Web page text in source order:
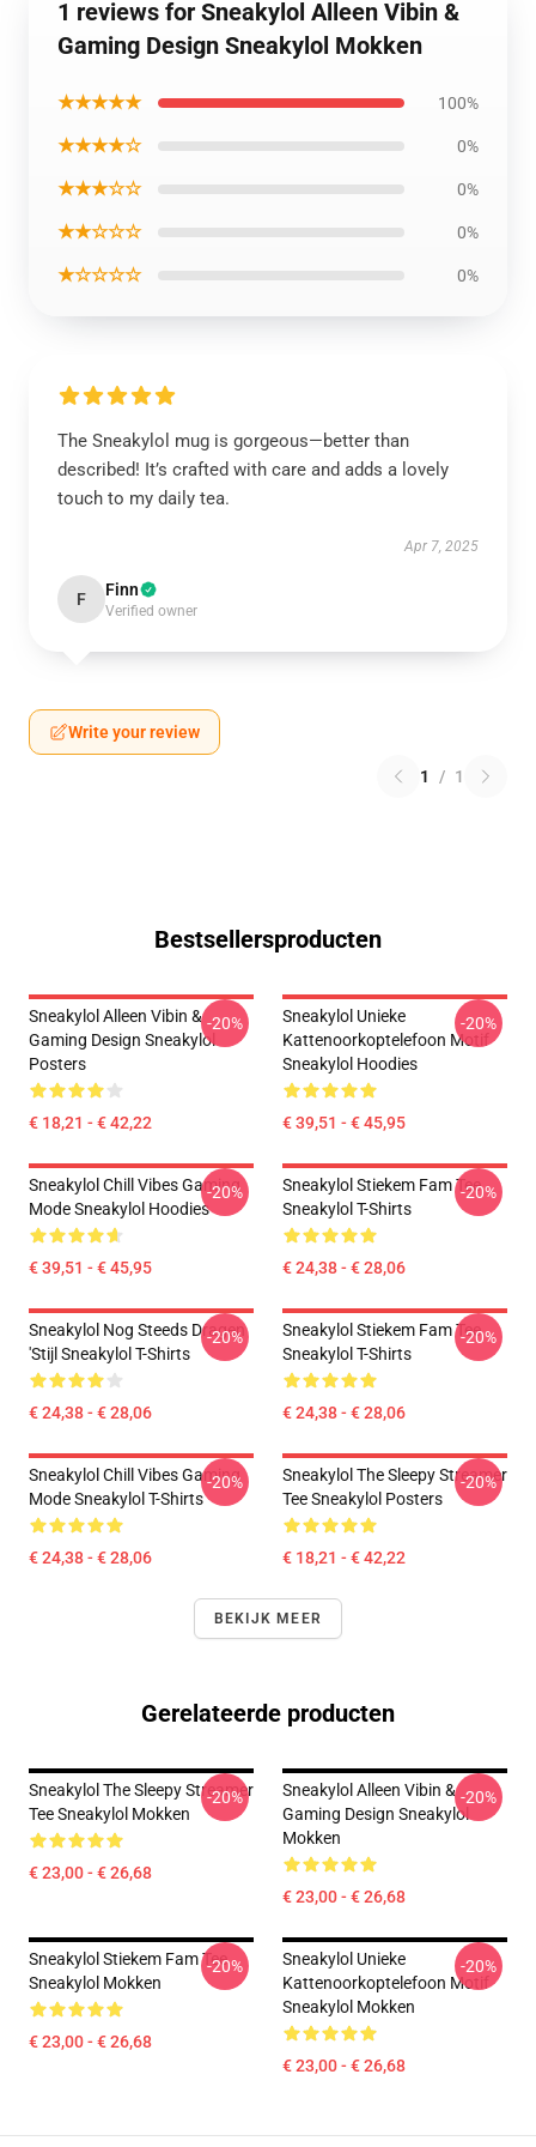
1 reviews for Sneakylol Alleen Vibin &
Gaming Design Sneakylol Mokken
★★★★★ 100%
★★★★☆ 0%
★★★☆☆ 0%
★★☆☆☆ 0%
★☆☆☆☆ 0%
The Sneakylol mug is gorgeous—better than
described! It’s crafted with care and adds a lovely
touch to my daily tea.
Apr 7, 2025
F Finn
Verified owner
Write your review
1 / 1
Bestsellersproducten
Sneakylol Alleen Vibin &
Gaming Design Sneakylol
Posters
€ 18,21 - € 42,22
-20%
Sneakylol Unieke
Kattenoorkoptelefoon Motif
Sneakylol Hoodies
€ 39,51 - € 45,95
-20%
Sneakylol Chill Vibes Gaming
Mode Sneakylol Hoodies
€ 39,51 - € 45,95
-20%
Sneakylol Stiekem Fam Tee
Sneakylol T-Shirts
€ 24,38 - € 28,06
-20%
Sneakylol Nog Steeds Dragen
'Stijl Sneakylol T-Shirts
€ 24,38 - € 28,06
-20%
Sneakylol Stiekem Fam Tee
Sneakylol T-Shirts
€ 24,38 - € 28,06
-20%
Sneakylol Chill Vibes Gaming
Mode Sneakylol T-Shirts
€ 24,38 - € 28,06
-20%
Sneakylol The Sleepy Streamer
Tee Sneakylol Posters
€ 18,21 - € 42,22
-20%
BEKIJK MEER
Gerelateerde producten
Sneakylol The Sleepy Streamer
Tee Sneakylol Mokken
€ 23,00 - € 26,68
-20%
Sneakylol Alleen Vibin &
Gaming Design Sneakylol
Mokken
€ 23,00 - € 26,68
-20%
Sneakylol Stiekem Fam Tee
Sneakylol Mokken
€ 23,00 - € 26,68
-20%
Sneakylol Unieke
Kattenoorkoptelefoon Motif
Sneakylol Mokken
€ 23,00 - € 26,68
-20%